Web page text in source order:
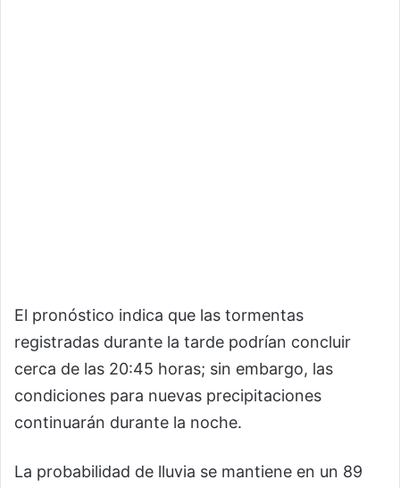
El pronóstico indica que las tormentas
registradas durante la tarde podrían concluir
cerca de las 20:45 horas; sin embargo, las
condiciones para nuevas precipitaciones
continuarán durante la noche.
La probabilidad de lluvia se mantiene en un 89